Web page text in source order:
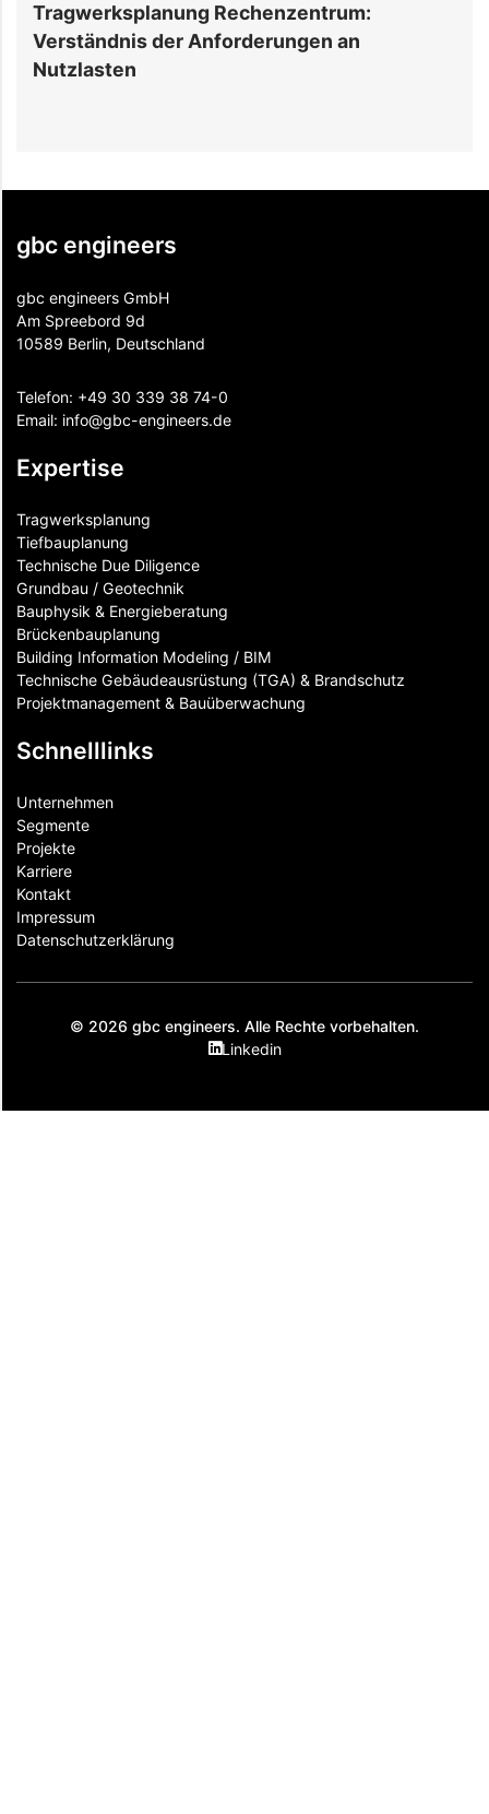
Tragwerksplanung Rechenzentrum:
Verständnis der Anforderungen an
Nutzlasten
gbc engineers
gbc engineers GmbH
Am Spreebord 9d
10589 Berlin, Deutschland
Telefon: +49 30 339 38 74-0
Email: info@gbc-engineers.de
Expertise
Tragwerksplanung
Tiefbauplanung
Technische Due Diligence
Grundbau / Geotechnik
Bauphysik & Energieberatung
Brückenbauplanung
Building Information Modeling / BIM
Technische Gebäudeausrüstung (TGA) & Brandschutz
Projektmanagement & Bauüberwachung
Schnelllinks
Unternehmen
Segmente
Projekte
Karriere
Kontakt
Impressum
Datenschutzerklärung
© 2026 gbc engineers. Alle Rechte vorbehalten.
Linkedin